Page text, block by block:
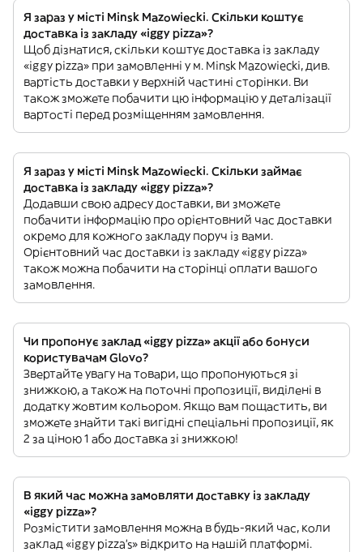
Я зараз у місті Minsk Mazowiecki. Скільки коштує
доставка із закладу «iggy pizza»?
Щоб дізнатися, скільки коштує доставка із закладу
«iggy pizza» при замовленні у м. Minsk Mazowiecki, див.
вартість доставки у верхній частині сторінки. Ви
також зможете побачити цю інформацію у деталізації
вартості перед розміщенням замовлення.
Я зараз у місті Minsk Mazowiecki. Скільки займає
доставка із закладу «iggy pizza»?
Додавши свою адресу доставки, ви зможете
побачити інформацію про орієнтовний час доставки
окремо для кожного закладу поруч із вами.
Орієнтовний час доставки із закладу «iggy pizza»
також можна побачити на сторінці оплати вашого
замовлення.
Чи пропонує заклад «iggy pizza» акції або бонуси
користувачам Glovo?
Звертайте увагу на товари, що пропонуються зі
знижкою, а також на поточні пропозиції, виділені в
додатку жовтим кольором. Якщо вам пощастить, ви
зможете знайти такі вигідні спеціальні пропозиції, як
2 за ціною 1 або доставка зі знижкою!
В який час можна замовляти доставку із закладу
«iggy pizza»?
Розмістити замовлення можна в будь-який час, коли
заклад «iggy pizza’s» відкрито на нашій платформі.